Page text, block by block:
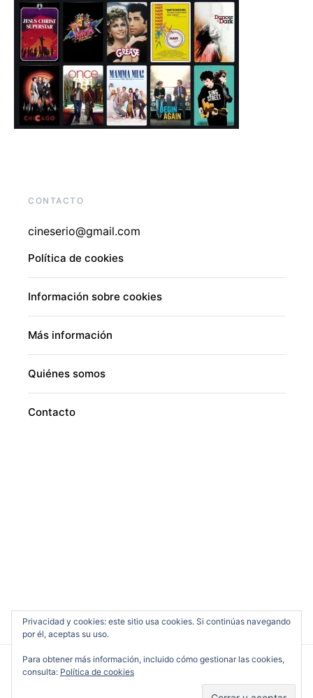
CONTACTO
cineserio@gmail.com
Política de cookies
Información sobre cookies
Más información
Quiénes somos
Contacto
Privacidad y cookies: este sitio usa cookies. Si continúas navegando
por él, aceptas su uso.
Para obtener más información, incluido cómo gestionar las cookies,
consulta: Política de cookies